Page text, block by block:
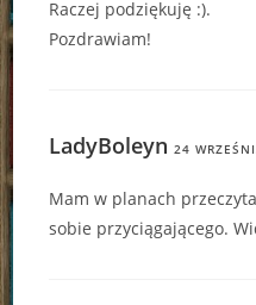
Raczej podziękuję :).
Pozdrawiam!
LadyBoleyn 24
Mam w planach
sobie przyciągającego.